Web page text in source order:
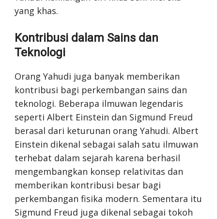
yang khas.
Kontribusi dalam Sains dan
Teknologi
Orang Yahudi juga banyak memberikan
kontribusi bagi perkembangan sains dan
teknologi. Beberapa ilmuwan legendaris
seperti Albert Einstein dan Sigmund Freud
berasal dari keturunan orang Yahudi. Albert
Einstein dikenal sebagai salah satu ilmuwan
terhebat dalam sejarah karena berhasil
mengembangkan konsep relativitas dan
memberikan kontribusi besar bagi
perkembangan fisika modern. Sementara itu
Sigmund Freud juga dikenal sebagai tokoh